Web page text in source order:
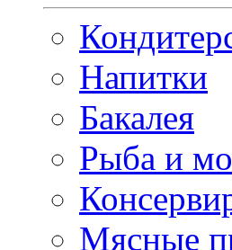
Напитки
Бакалея
Рыба и
Мясные